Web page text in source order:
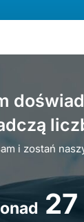
i zostań
27